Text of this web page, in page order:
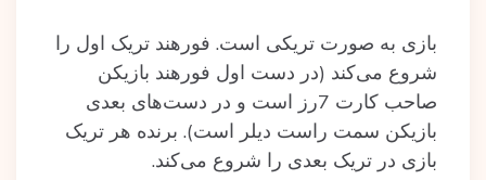
بازی به صورت تریکی است. فورهند تریک اول را
شروع می‌کند (در دست اول فورهند بازیکن
صاحب کارت 7رز است و در دست‌های بعدی
بازیکن سمت راست دیلر است). برنده هر تریک
بازی در تریک بعدی را شروع می‌کند.